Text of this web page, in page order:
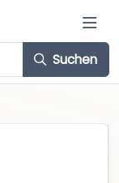
Suchen